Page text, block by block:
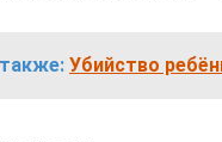
Убийство